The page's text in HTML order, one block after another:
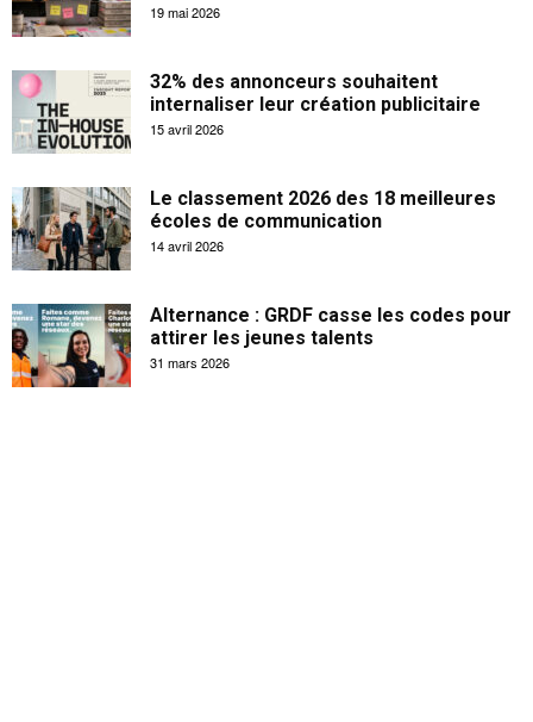
19 mai 2026
32% des annonceurs souhaitent
internaliser leur création publicitaire
15 avril 2026
Le classement 2026 des 18 meilleures
écoles de communication
14 avril 2026
Alternance : GRDF casse les codes pour
attirer les jeunes talents
31 mars 2026